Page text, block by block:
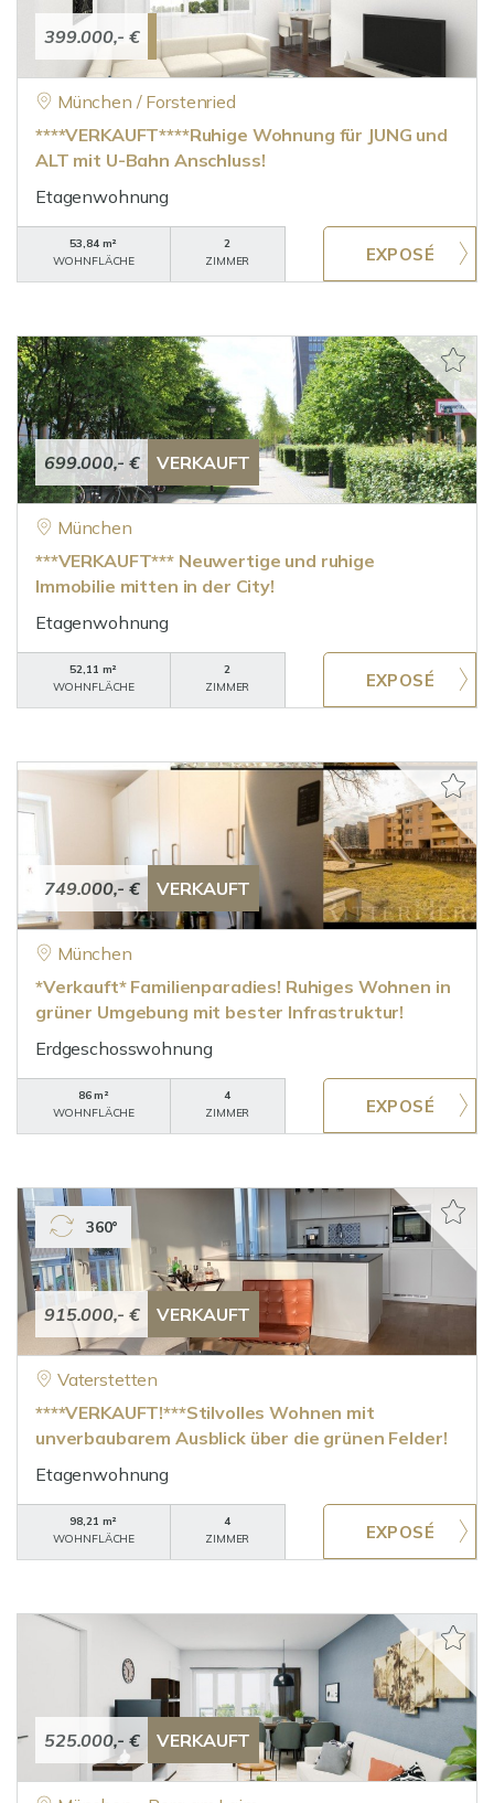
399.000,- €
München / Forstenried
****VERKAUFT****Ruhige Wohnung für JUNG und
ALT mit U-Bahn Anschluss!
Etagenwohnung
53,84 m²
WOHNFLÄCHE
2
ZIMMER
699.000,- € VERKAUFT
München
***VERKAUFT*** Neuwertige und ruhige
Immobilie mitten in der City!
Etagenwohnung
52,11 m²
WOHNFLÄCHE
2
ZIMMER
749.000,- € VERKAUFT
München
*Verkauft* Familienparadies! Ruhiges Wohnen in
grüner Umgebung mit bester Infrastruktur!
Erdgeschosswohnung
86 m²
WOHNFLÄCHE
4
ZIMMER
915.000,- € VERKAUFT
360°
Vaterstetten
****VERKAUFT!***Stilvolles Wohnen mit
unverbaubarem Ausblick über die grünen Felder!
Etagenwohnung
98,21 m²
WOHNFLÄCHE
4
ZIMMER
525.000,- € VERKAUFT